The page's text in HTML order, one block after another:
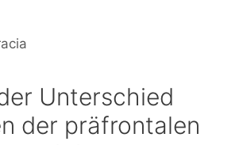
Unterschied
der präfrontalen